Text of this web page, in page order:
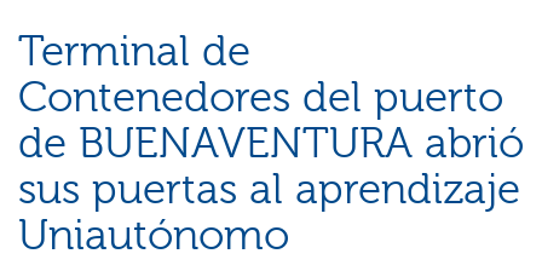
Terminal de
Contenedores del puerto
de BUENAVENTURA abrió
sus puertas al aprendizaje
Uniautónomo